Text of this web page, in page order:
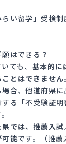
い留学」受検
はできる？
ても、 基本的に
とはできません
合、他道府県
る「不受験証
では、推薦入
可能です。（推